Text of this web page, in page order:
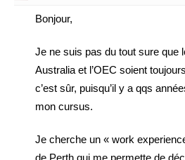
Bonjour,
Je ne suis pas du tout sure que
Australia et l’OEC soient
c’est sûr, puisqu’il y a qqs
mon cursus.
Je cherche un « work
de Perth qui me permette de